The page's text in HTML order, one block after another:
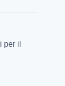
per il